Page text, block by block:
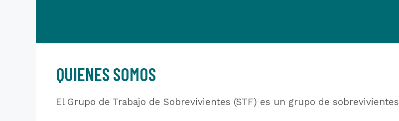
QUIENES SOMOS
El Grupo de Trabajo de Sobrevivientes (STF) es un grupo de